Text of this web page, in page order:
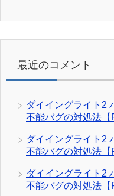
最近のコメント
ダイイングライト2
不能バグの対処法【
ダイイングライト2
不能バグの対処法【
ダイイングライト2
不能バグの対処法【